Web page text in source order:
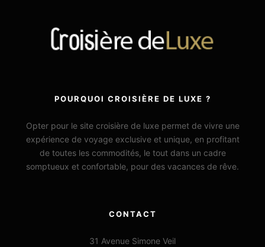
POURQUOI CROISIÈRE DE LUXE ?
Opter pour le site croisière de luxe permet de vivre une
expérience de voyage exclusive et unique, en profitant
de toutes les commodités, le tout dans un cadre
somptueux et confortable, pour des vacances de rêve.
CONTACT
31 Avenue Simone Veil